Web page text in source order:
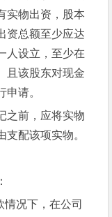
实物出资，股本
资总额至少应达
人设立，至少在
且该股东对现金
请。
之前，应将实物
配该项实物。
况下，在公司